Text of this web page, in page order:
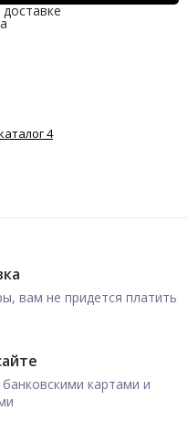
4
вам не придется платить
картами и